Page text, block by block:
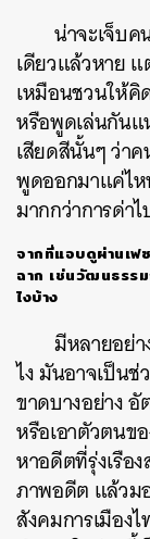
น่าจะเจ็บ
เดียวแล้วหาย
เหมือนชวนให้คิ
หรือพูดเล่นกันแ
เสียดสีนั้นๆ ว่า
พูดออกมาแค่ไห
มากกว่าการด่า
จากที่แอบดูผ่านเฟ
ฉาก เช่นวัฒนธรร
ไงบ้าง
มีหลายอย่า
ไง มันอาจเป็น
ขาดบางอย่าง
หรือเอาตัวตนข
หาอดีตที่รุ่งเรือ
ภาพอดีต แล้วม
สังคมการเมือง